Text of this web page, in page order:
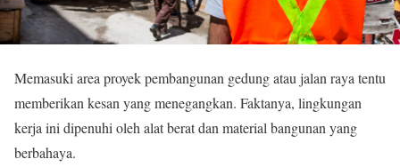
Memasuki area proyek pembangunan gedung atau jalan raya tentu
memberikan kesan yang menegangkan. Faktanya, lingkungan
kerja ini dipenuhi oleh alat berat dan material bangunan yang
berbahaya.